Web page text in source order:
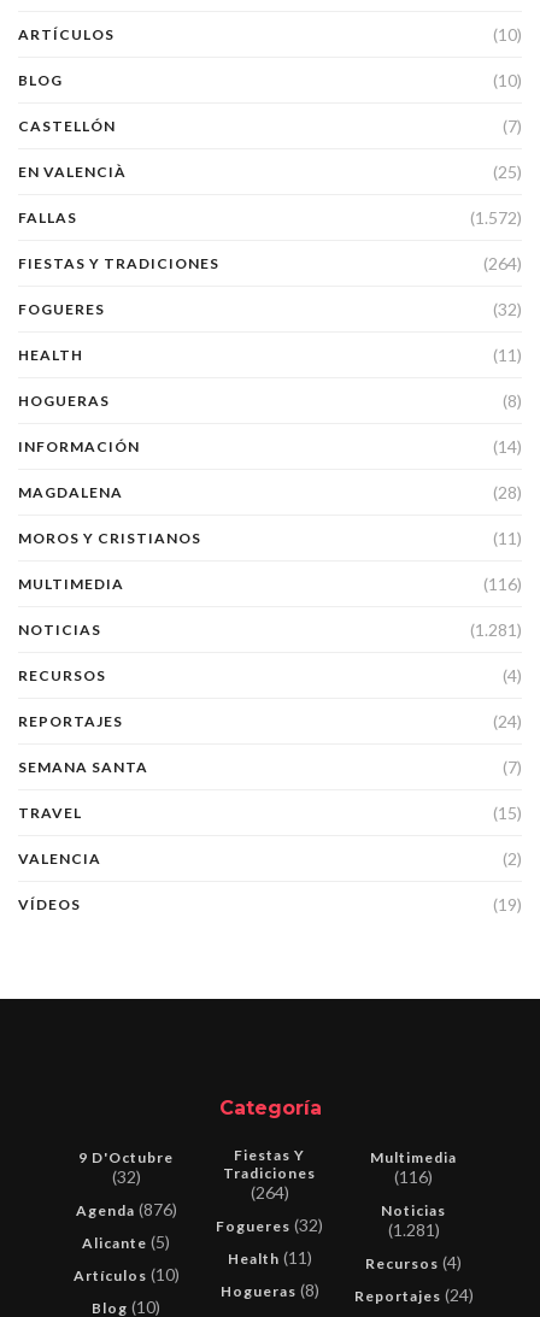
ARTÍCULOS (10)
BLOG (10)
CASTELLÓN (7)
EN VALENCIÀ (25)
FALLAS (1.572)
FIESTAS Y TRADICIONES (264)
FOGUERES (32)
HEALTH (11)
HOGUERAS (8)
INFORMACIÓN (14)
MAGDALENA (28)
MOROS Y CRISTIANOS (11)
MULTIMEDIA (116)
NOTICIAS (1.281)
RECURSOS (4)
REPORTAJES (24)
SEMANA SANTA (7)
TRAVEL (15)
VALENCIA (2)
VÍDEOS (19)
Categoría
9 D'Octubre
(32)
Agenda (876)
Alicante (5)
Artículos (10)
Blog (10)
Fiestas Y
Tradiciones
(264)
Fogueres (32)
Health (11)
Hogueras (8)
Multimedia
(116)
Noticias
(1.281)
Recursos (4)
Reportajes (24)